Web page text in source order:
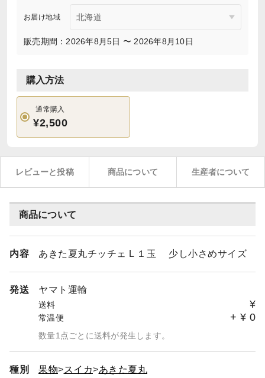
お届け地域
販売期間：2026年8月5日 〜 2026年8月10日
購入方法
通常購入
¥2,500
レビューと投稿 商品について 生産者について
商品について
内容 あきた夏丸チッチェ L １玉 少し小さめサイズ
発送 ヤマト運輸
送料 ¥
常温便 + ¥ 0
数量1点ごとに送料が発生します。
種別 果物 スイカ あきた夏丸